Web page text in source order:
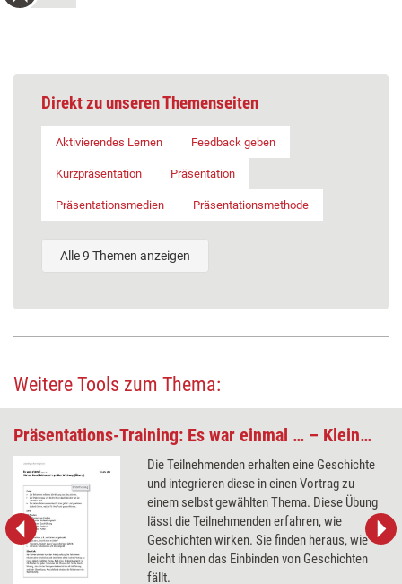
Direkt zu unseren Themenseiten
Aktivierendes Lernen Feedback geben
Kurzpräsentation Präsentation
Präsentationsmedien Präsentationsmethode
Alle 9 Themen anzeigen
Weitere Tools zum Thema:
Präsentations-Training: Es war einmal … – Kleine Geschichten mit großer Wirkung
Die Teilnehmenden erhalten eine Geschichte
und integrieren diese in einen Vortrag zu
einem selbst gewählten Thema. Diese Übung
lässt die Teilnehmenden erfahren, wie
Geschichten wirken. Sie finden heraus, wie
leicht ihnen das Einbinden von Geschichten
fällt.